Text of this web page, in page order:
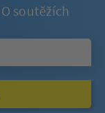
O soutěžích